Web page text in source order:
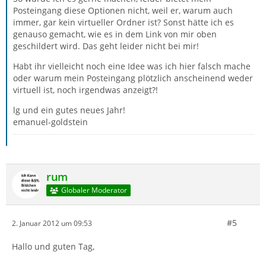
Posteingang diese Optionen nicht, weil er, warum auch
immer, gar kein virtueller Ordner ist? Sonst hätte ich es
genauso gemacht, wie es in dem Link von mir oben
geschildert wird. Das geht leider nicht bei mir!
Habt ihr vielleicht noch eine Idee was ich hier falsch mache
oder warum mein Posteingang plötzlich anscheinend weder
virtuell ist, noch irgendwas anzeigt?!
lg und ein gutes neues Jahr!
emanuel-goldstein
rum
Globaler Moderator
2. Januar 2012 um 09:53 #5
Hallo und guten Tag,